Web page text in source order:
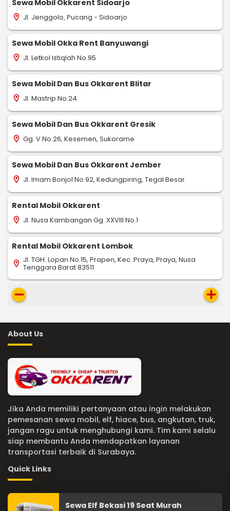
Sewa Mobil Okkarent Sidoarjo
location_on Jl. Jenggolo, Pucang - Sidoarjo
Sewa Mobil Okka Rent Banyuwangi
location_on Jl. Letkol Istiqlah No.95
Sewa Mobil Dan Bus Okkarent Blitar
location_on Jl. Mastrip No.24
Sewa Mobil Dan Bus Okkarent Gresik
location_on Gg. V No.26, Kesemen, Sukorame
Sewa Mobil Dan Bus Okkarent Jember
location_on Jl. Imam Bonjol No.92, Kedungpiring, Tegal Besar
Rental Mobil Okkarent
location_on Jl. Nusa Kambangan Gg. XXVIII No.1
Rental Mobil Okkarent Lombok
location_on Jl. TGH. Lopan No.15, Prapen, Kec. Praya, Praya, Nusa
Tenggara Barat 83511
remove add
About Us
Jika Anda memiliki pertanyaan atau ingin melakukan
pemesanan sewa mobil, elf, hiace, bus, angkutan, truk,
jangan ragu untuk menghubungi kami. Tim kami selalu
siap membantu Anda mendapatkan layanan
transportasi terbaik di Surabaya.
Quick Links
Sewa Elf Bekasi 19 Seat Murah